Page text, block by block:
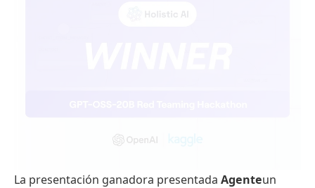
La presentación ganadora presentada Agenteun